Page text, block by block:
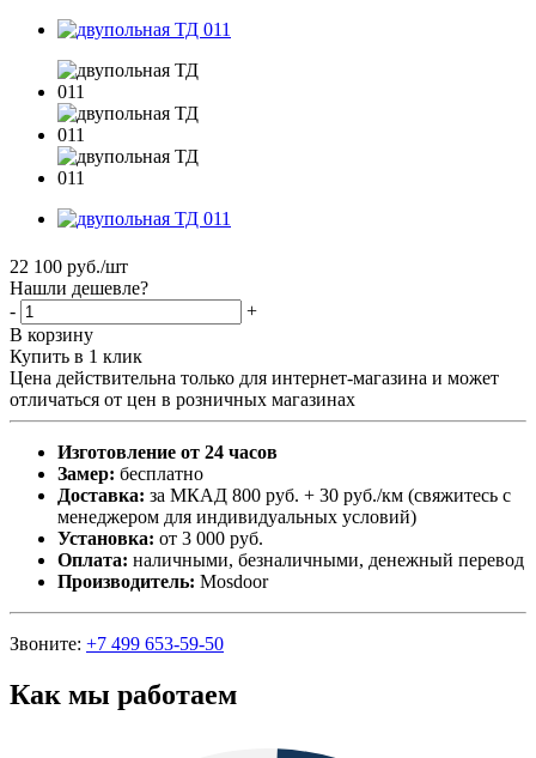
22 100 руб./шт
Нашли дешевле?
-
+
В корзину
Купить в 1 клик
Цена действительна только для интернет-магазина и может
отличаться от цен в розничных магазинах
Изготовление от 24 часов
Замер: бесплатно
Доставка: за МКАД 800 руб. + 30 руб./км (свяжитесь с
менеджером для индивидуальных условий)
Установка: от 3 000 руб.
Оплата: наличными, безналичными, денежный перевод
Производитель: Mosdoor
Звоните: +7 499 653-59-50
Как мы работаем